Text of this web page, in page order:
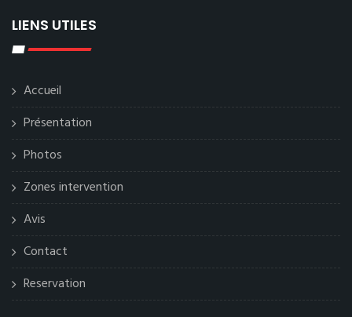
LIENS UTILES
Accueil
Présentation
Photos
Zones intervention
Avis
Contact
Reservation